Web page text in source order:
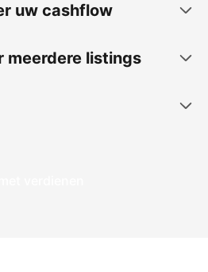
uw cashflow
meerdere listings
verdienen